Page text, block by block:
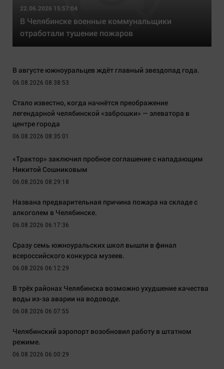
22.06.2026 15:57:04
В Челябинске военные коммунальщики
отработали тушение пожаров
В августе южноуральцев ждёт главный звездопад года.
06.08.2026 08:38:53
Стало известно, когда начнётся преображение
легендарной челябинской «заброшки» — элеватора в
центре города
06.08.2026 08:35:01
«Трактор» заключил пробное соглашение с нападающим
Никитой Сошниковым
06.08.2026 08:29:18
Названа предварительная причина пожара на складе с
алкоголем в Челябинске.
06.08.2026 06:17:36
Сразу семь южноуральских школ вышли в финал
всероссийского конкурса музеев.
06.08.2026 06:12:29
В трёх районах Челябинска возможно ухудшение качества
воды из-за аварии на водоводе.
06.08.2026 06:07:55
Челябинский аэропорт возобновил работу в штатном
режиме.
06.08.2026 06:00:29